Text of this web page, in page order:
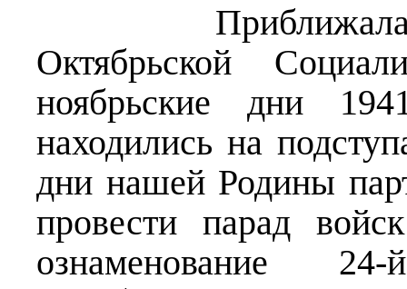
Приближалась
Октябрьской
ноябрьские дни
находились на
дни нашей Родины
провести парад
ознаменование